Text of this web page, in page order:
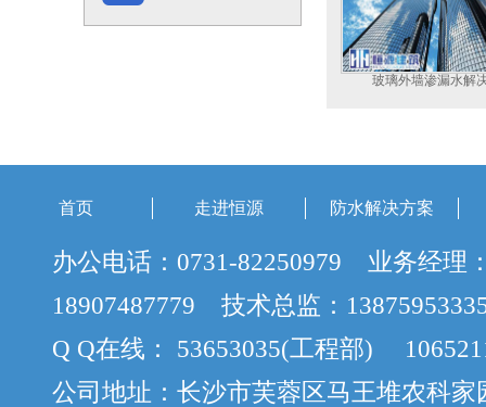
玻璃外墙渗漏水解
首页 走进恒源 防水解决方案
办公电话：0731-82250979 业务经理
18907487779 技术总监：
Q Q在线： 53653035(工程部)
公司地址：长沙市芙蓉区马王堆农科家